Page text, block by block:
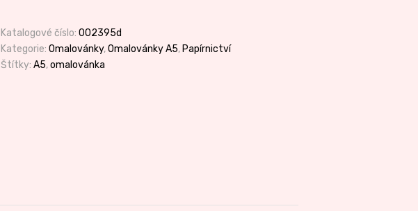
Katalogové číslo: 002395d
Kategorie: Omalovánky,Omalovánky A5, Papírnictví
Štítky: A5,omalovánka